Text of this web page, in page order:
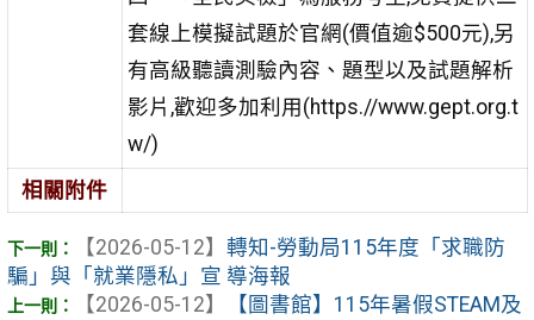
套線上模擬試題於官網(價值逾$500元),另
有高級聽讀測驗內容、題型以及試題解析
影片,歡迎多加利用(https.//www.gept.org.t
w/)
相關附件
【2026-05-12】 轉知-勞動局115年度「求職防
騙」與「就業隱私」宣 導海報
【2026-05-12】
【圖書館】115年暑假STEAM及